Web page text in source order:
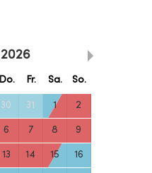
2026
Do. Fr. Sa. So.
30 31 1 2
6 7 8 9
13 14 15 16